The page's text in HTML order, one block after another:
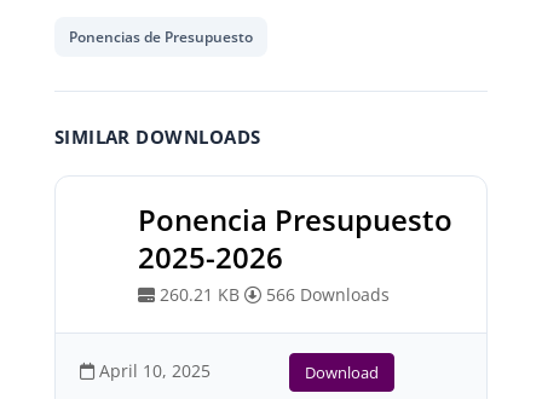
Ponencias de Presupuesto
SIMILAR DOWNLOADS
Ponencia Presupuesto
2025-2026
260.21 KB 566 Downloads
April 10, 2025 Download